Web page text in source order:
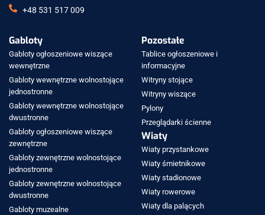
+48 531 517 009
Gabloty
Gabloty ogłoszeniowe wiszące
wewnętrzne
Gabloty wewnętrzne wolnostojące
jednostronne
Gabloty wewnętrzne wolnostojące
dwustronne
Gabloty ogłoszeniowe wiszące
zewnętrzne
Gabloty zewnętrzne wolnostojące
jednostronne
Gabloty zewnętrzne wolnostojące
dwustronne
Gabloty muzealne
Pozostałe
Tablice ogłoszeniowe i
informacyjne
Witryny stojące
Witryny wiszące
Pylony
Przeglądarki ścienne
Wiaty
Wiaty przystankowe
Wiaty śmietnikowe
Wiaty stadionowe
Wiaty rowerowe
Wiaty dla palących